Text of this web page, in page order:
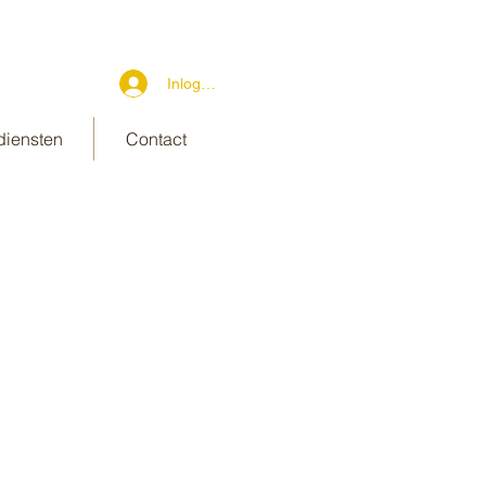
Inloggen
Contact